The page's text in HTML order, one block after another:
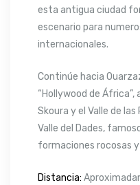
esta antigua ciudad
escenario para
internacionales.
Continúe hacia
“Hollywood de África”,
Skoura y el Valle de
Valle del Dades,
formaciones rocosas
Distancia: